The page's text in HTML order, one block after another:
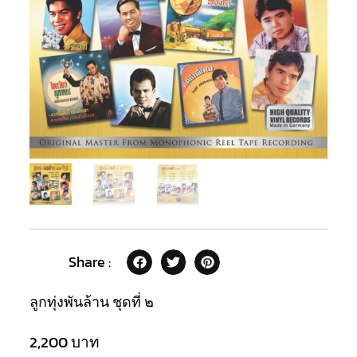
Share :
ลูกทุ่งพันล้าน ชุดที่ ๒
2,200บาท